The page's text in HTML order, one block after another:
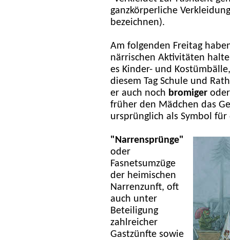
ganzkörperliche
bezeichnen).
Am folgenden Freitag
närrischen Aktivitäten
es Kinder- und
diesem Tag Schule und
er auch noch bromiger
früher den Mädchen das
ursprünglich als Symbol
"Narrensprünge"
oder
Fasnetsumzüge
der heimischen
Narrenzunft, oft
auch unter
Beteiligung
zahlreicher
Gastzünfte sowie